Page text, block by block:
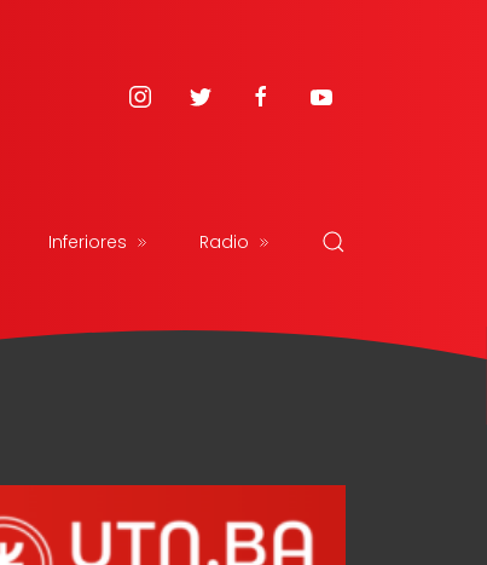
Inferiores Radio